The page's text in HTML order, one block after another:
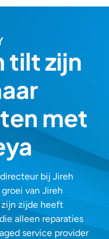
tilt zijn
met
bij Jireh
van Jireh
zijn zijde heeft
alleen reparaties
service provider